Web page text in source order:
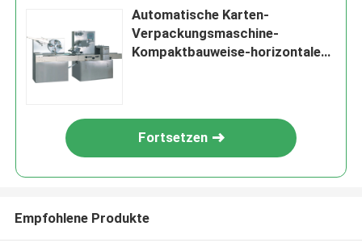
Automatische Karten-
Verpackungsmaschine-
Kompaktbauweise-horizontale
Fortsetzen
Empfohlene Produkte